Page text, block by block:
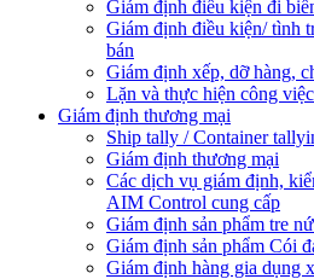
Giám định điều kiện đi
Giám định điều kiện/ tình
bán
Giám định xếp, dỡ hàng,
Lặn và thực hiện công
Giám định thương mại
Ship tally / Container
Giám định thương mại
Các dịch vụ giám định,
AIM Control cung cấp
Giám định sản phẩm tre
Giám định sản phẩm Cói
Giám định hàng gia dụng